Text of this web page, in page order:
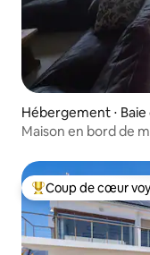
Hébergement ⋅
Maison en bord de
Coups de cœur
Coup de cœur